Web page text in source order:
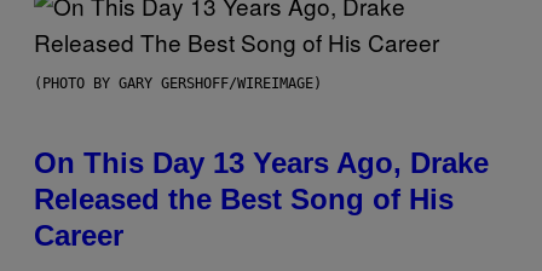
(PHOTO BY GARY GERSHOFF/WIREIMAGE)
On This Day 13 Years Ago, Drake
Released the Best Song of His
Career